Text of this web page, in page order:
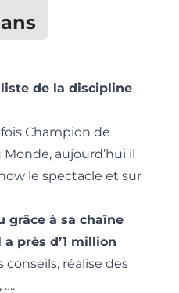
de la discipline
Champion de
aujourd’hui il
le spectacle et sur
grâce à sa chaîne
près d’1 million
conseils, réalise des
….